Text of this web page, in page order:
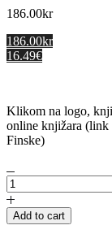
186.00kr
186.00kr
16.49€
Klikom na logo,
online knjižara (link
Finske)
Herbarij
svete
smrti
quantity
Add to cart